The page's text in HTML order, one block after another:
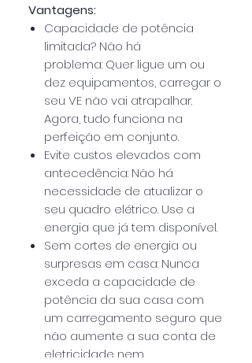
Vantagens:
Capacidade de potência
limitada? Não há
problema: Quer ligue um ou
dez equipamentos, carregar o
seu VE não vai atrapalhar.
Agora, tudo funciona na
perfeição em conjunto.
Evite custos elevados com
antecedência: Não há
necessidade de atualizar o
seu quadro elétrico. Use a
energia que já tem disponível.
Sem cortes de energia ou
surpresas em casa: Nunca
exceda a capacidade de
potência da sua casa com
um carregamento seguro que
não aumente a sua conta de
eletricidade nem